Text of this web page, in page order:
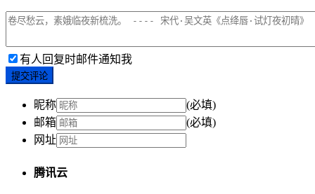
有人回复时邮件通知我
提交评论
昵称
(必填)
邮箱
(必填)
网址
腾讯云